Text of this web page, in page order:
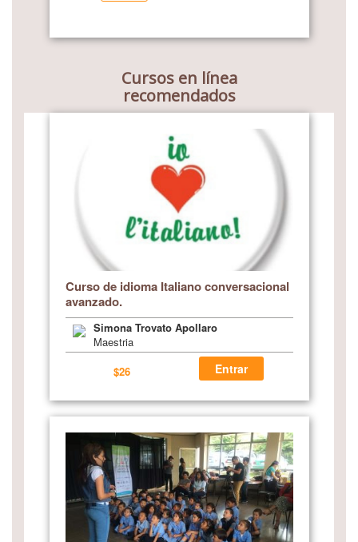
Cursos en línea
recomendados
Curso de idioma Italiano conversacional
avanzado.
Simona Trovato Apollaro
Maestria
$26
Entrar